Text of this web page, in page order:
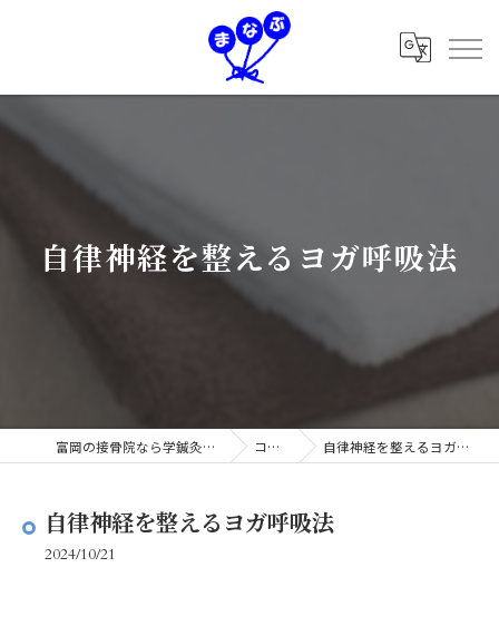
自律神経を整えるヨガ呼吸法
富岡の接骨院なら学鍼灸接骨院 コラム 自律神経を整えるヨガ呼吸法
自律神経を整えるヨガ呼吸法
2024/10/21